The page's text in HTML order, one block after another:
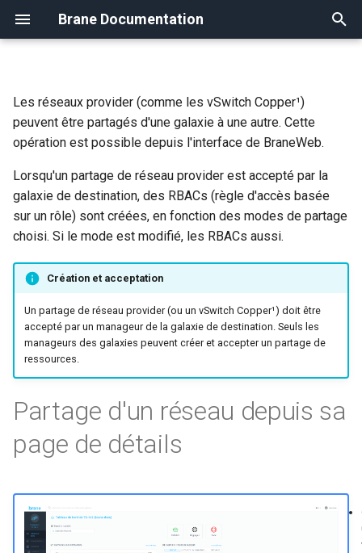
Brane Documentation
e
t
o
s
e
r
Guide Utilisateur
Compte
Création d'un compte
Gérer la sécurité de votre
compte
Galaxy
Configurer votre Galaxy
Les différents rôles
Gérer les membres de
Galaxy
Créer une instance
Administrer une instance
(WIP)
Redimensionner une instance
Ajouter une clé ssh
L'agent cloud-init
L'agent QEMU
Attacher un volume
Créer un volume
Détacher un volume
Redimentionner un volume
Créer un snapshot de volume
Uploader une image
Les formats d'images
Visibilité d'une image
Partager une image
Créer une image Windows
Présentation
Création
Modification
Présentation
Modification
FAQ
Les réseaux provider (comme les vSwitch Copper¹)
peuvent être partagés d'une galaxie à une autre. Cette
opération est possible depuis l'interface de BraneWeb.
Lorsqu'un partage de réseau provider est accepté par la
galaxie de destination, des RBACs (règle d'accès basée
sur un rôle) sont créées, en fonction des modes de partage
choisi. Si le mode est modifié, les RBACs aussi.
Création et acceptation
Un partage de réseau provider (ou un vSwitch Copper¹) doit être
accepté par un manageur de la galaxie de destination. Seuls les
manageurs des galaxies peuvent créer et accepter un partage de
ressources.
Partage d'un réseau depuis sa
page de détails